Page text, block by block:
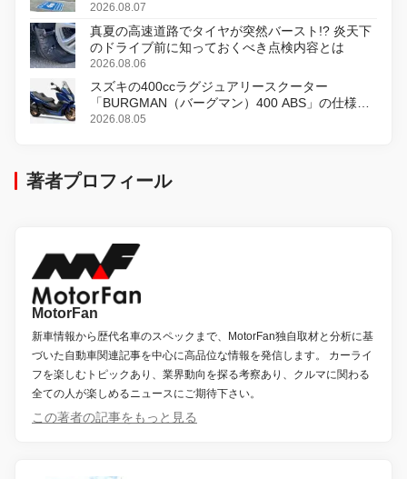
2026.08.07
真夏の高速道路でタイヤが突然バースト!? 炎天下
のドライブ前に知っておくべき点検内容とは
2026.08.06
スズキの400ccラグジュアリースクーター
「BURGMAN（バーグマン）400 ABS」の仕様を
変更し、8月18日に発売
2026.08.05
著者プロフィール
MotorFan
新車情報から歴代名車のスペックまで、MotorFan独自取材と分析に基
づいた自動車関連記事を中心に高品位な情報を発信します。 カーライ
フを楽しむトピックあり、業界動向を探る考察あり、クルマに関わる
全ての人が楽しめるニュースにご期待下さい。
この著者の記事をもっと見る